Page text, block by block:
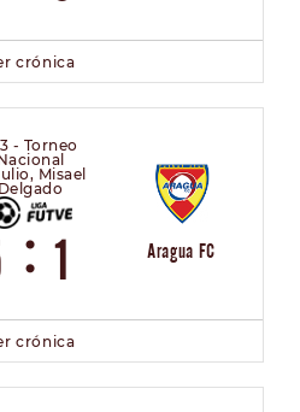
crónica
- Torneo
Misael
Delgado
: 1 Aragua FC
crónica